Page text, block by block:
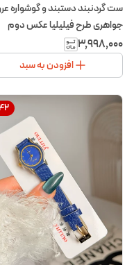
ست گردنبند دستبند و گوشواره
جواهری طرح فیلیلیا عکس دوم
۳٬۹۹۸٬۰۰۰
افزودن به سبد